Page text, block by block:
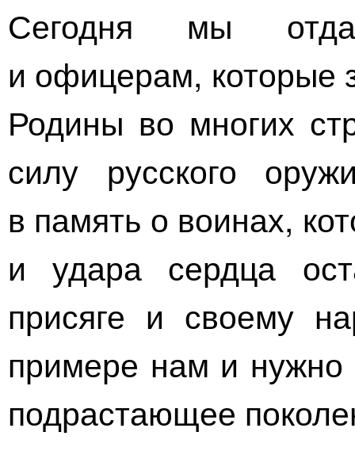
Сегодня мы
и офицерам,
Родины во многих
силу русского
в память о воинах,
и удара сердца
присяге и своему
примере нам и нужно
подрастающее